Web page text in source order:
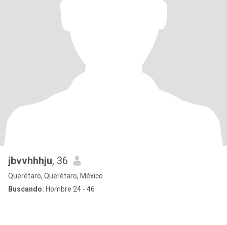
jbvvhhhju, 36
Querétaro, Querétaro, México
Buscando: Hombre 24 - 46